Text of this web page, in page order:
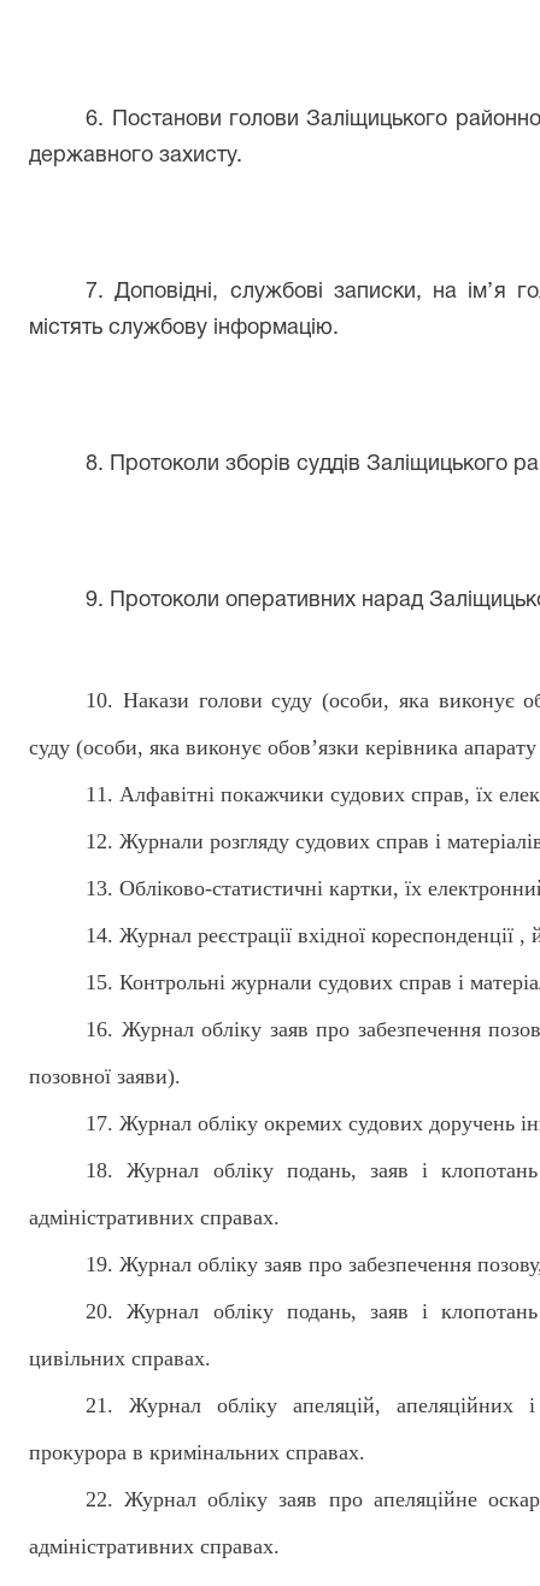
6. Постанови голови Заліщицького
державного захисту.
7. Доповідні, службові записки, на ім’я
містять службову інформацію.
8. Протоколи зборів суддів Заліщицького
9. Протоколи оперативних нарад
10. Накази голови суду (особи, яка виконує
суду (особи, яка виконує обов’язки керівника
11. Алфавітні покажчики судових справ, їх
12. Журнали розгляду судових справі
13. Обліково-статистичні картки, їх електронни
14. Журнал реєстрації вхідної кореспонденції
15. Контрольні журнали судових справ і
16. Журнал обліку заяв про забезпечення
позовної заяви).
17. Журнал обліку окремих судових доручень
18. Журнал обліку подань, заяв і
адміністративних справах.
19. Журнал обліку заяв про забезпечення
20. Журнал обліку подань, заяв і
цивільних справах.
21. Журнал обліку апеляцій, апеляційних
прокурора в кримінальних справах.
22. Журнал обліку заяв про апеляційне
адміністративних справах.